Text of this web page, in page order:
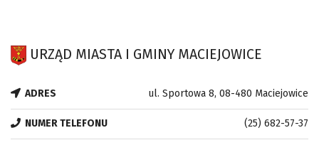
URZĄD MIASTA I GMINY MACIEJOWICE
ADRES ul. Sportowa 8, 08-480 Maciejowice
NUMER TELEFONU (25) 682-57-37